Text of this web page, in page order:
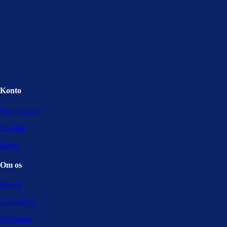
Konto
Opret konto
Log ind
Konto
Om os
Om os
Kontakt os
Udlejning